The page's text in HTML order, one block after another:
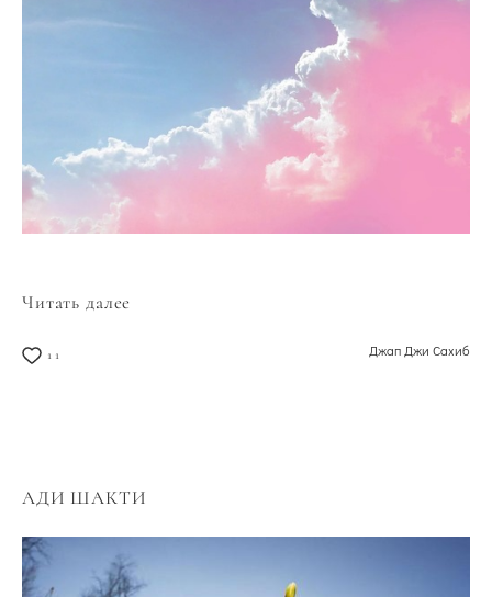
Читать далее
11 Джап Джи Сахиб
АДИ ШАКТИ